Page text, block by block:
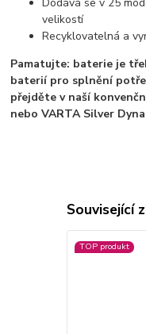
Dodává se v 25
velikostí
Recyklovatelná a
Pamatujte: baterie je
baterií pro splnění
přejděte v naší
nebo VARTA Silver
Související
TOP produkt